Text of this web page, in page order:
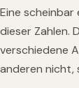
Eine
dieser Zahlen.
verschiedene
anderen nicht,